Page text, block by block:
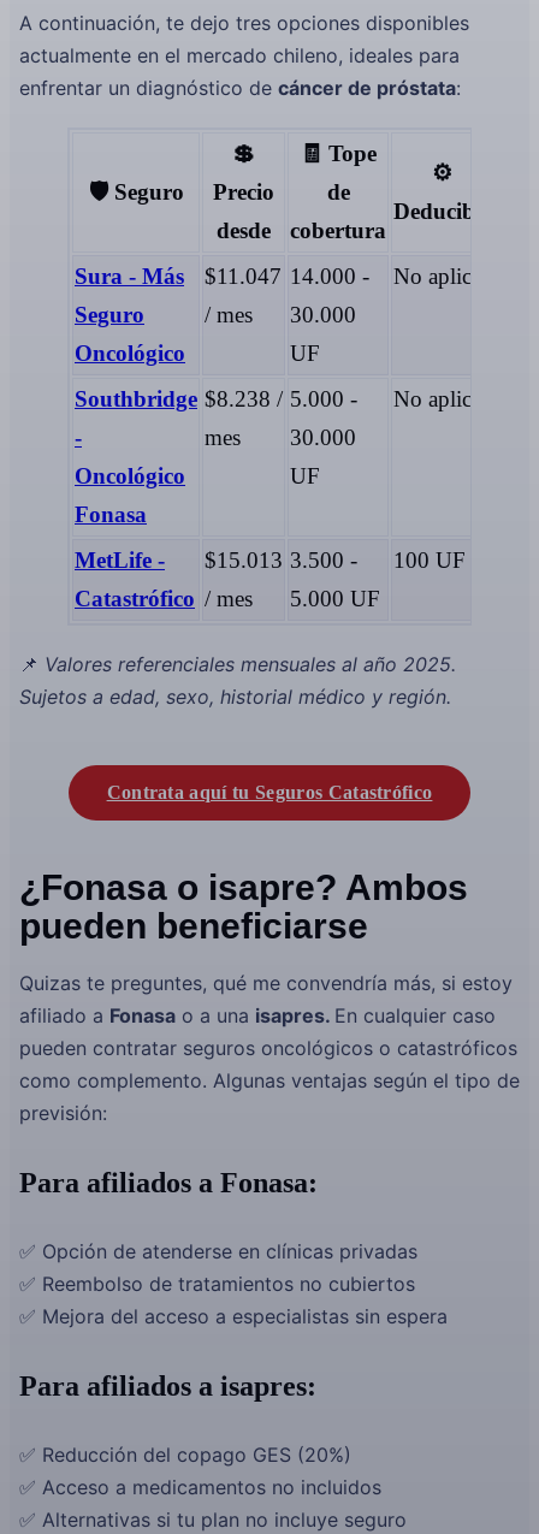
A continuación, te dejo tres opciones disponibles
actualmente en el mercado chileno, ideales para
enfrentar un diagnóstico de cáncer de próstata:
🛡️ Seguro
💲
Precio
desde
🧾 Tope
de
cobertura
⚙️
Deducible
Sura - Más
Seguro
Oncológico
$11.047
/ mes
14.000 -
30.000
UF
No aplica
Southbridge
-
Oncológico
Fonasa
$8.238 /
mes
5.000 -
30.000
UF
No aplica
MetLife -
Catastrófico
$15.013
/ mes
3.500 -
5.000 UF
100 UF
📌 Valores referenciales mensuales al año 2025.
Sujetos a edad, sexo, historial médico y región.
Contrata aquí tu Seguros Catastrófico
¿Fonasa o isapre? Ambos
pueden beneficiarse
Quizas te preguntes, qué me convendría más, si estoy
afiliado a Fonasa o a una isapres. En cualquier caso
pueden contratar seguros oncológicos o catastróficos
como complemento. Algunas ventajas según el tipo de
previsión:
Para afiliados a Fonasa:
✅ Opción de atenderse en clínicas privadas
✅ Reembolso de tratamientos no cubiertos
✅ Mejora del acceso a especialistas sin espera
Para afiliados a isapres:
✅ Reducción del copago GES (20%)
✅ Acceso a medicamentos no incluidos
✅ Alternativas si tu plan no incluye seguro